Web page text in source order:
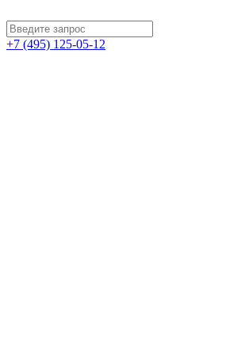
+7 (495) 125-05-12